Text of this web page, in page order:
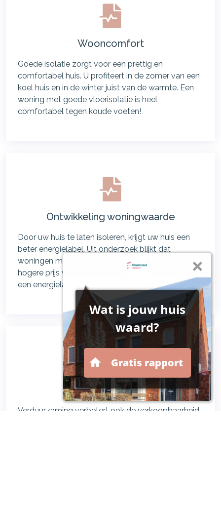
Wooncomfort
Goede isolatie zorgt voor een prettig en
comfortabel huis. U profiteert in de zomer van een
koel huis en in de winter juist van de warmte. Een
woning met goede vloerisolatie is heel
comfortabel tegen koude voeten!
Ontwikkeling woningwaarde
Door uw huis te laten isoleren, krijgt uw huis een
beter energielabel. Uit onderzoek blijkt dat
woningen met een energielabel A, B of C voor een
hogere prijs worden verkocht dan woningen met
een energielabel D of lager.
Courantere woning
Verduurzaming verbetert ook de verkoopbaarheid